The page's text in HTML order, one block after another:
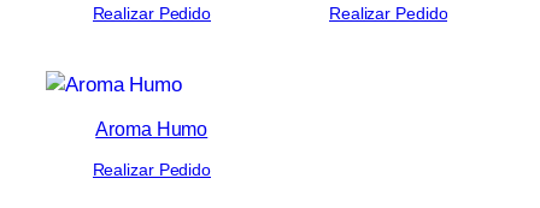
Realizar Pedido Realizar Pedido
Aroma Humo
Realizar Pedido